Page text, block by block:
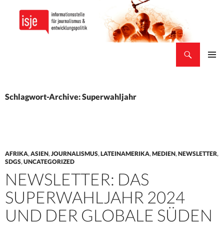
Schlagwort-Archive: Superwahljahr
AFRIKA,ASIEN,JOURNALISMUS,LATEINAMERIKA,MEDIEN,NEWSLETTER,
SDGS,UNCATEGORIZED
NEWSLETTER: DAS
SUPERWAHLJAHR 2024
UND DER GLOBALE SÜDEN